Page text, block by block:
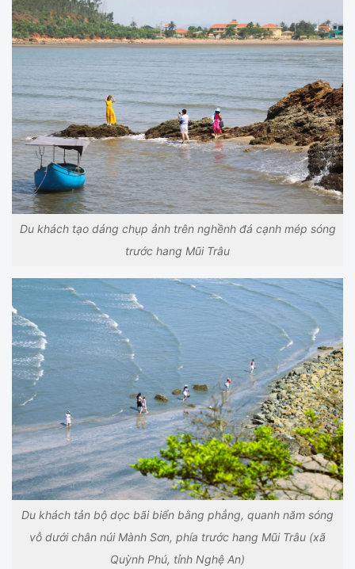
Du khách tạo dáng chụp ảnh trên nghềnh đá cạnh mép sóng
trước hang Mũi Trâu
Du khách tản bộ dọc bãi biển bằng phẳng, quanh năm sóng
vỗ dưới chân núi Mành Sơn, phía trước hang Mũi Trâu (xã
Quỳnh Phú, tỉnh Nghệ An)